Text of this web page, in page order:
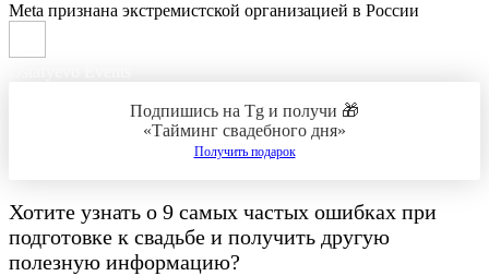
Meta признана экстремистской организацией в России
Подпишись на Tg и получи 🎁
«Тайминг свадебного дня»
Получить подарок
Хотите узнать о 9 самых частых ошибках при
подготовке к свадьбе и получить другую
полезную информацию?